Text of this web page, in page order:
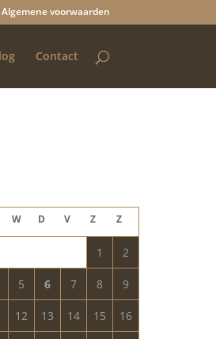
Algemene voorwaarden
Contact
W D V Z Z
1 2
5 6 7 8 9
12 13 14 15 16